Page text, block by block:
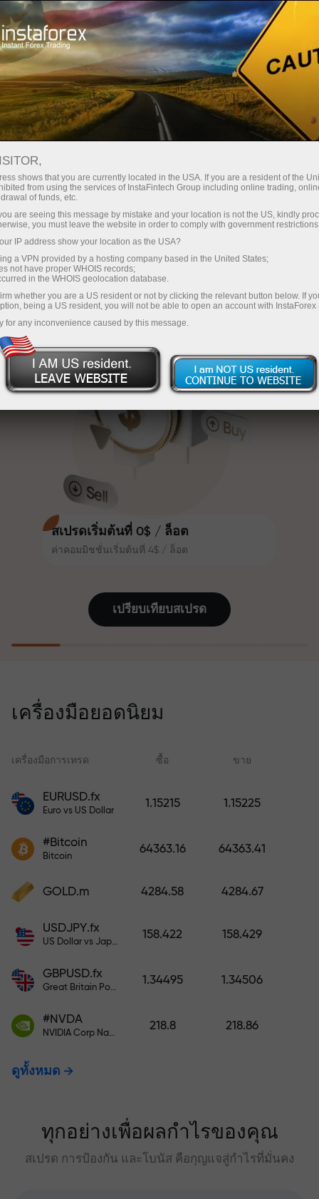
InstaForex
สเปรดเริ่มต้นที่ 0$ / ล็อต
ค่าคอมมิชชั่นเริ่มต้นที่ 4$ / ล็อต
กับ InstaForex คุณจะได้รับเงื่อนไขที่
สูงสุด 1:5000 สเปรดและค่า
คอมมิชชั่นที่ดีที่สุดในตลาด รวมถึง
เงื่อนไขที่เหมาะสมสำหรับการเทรด
หุ้นและดัชนี
InstaForex ทุกคนสามารถรับโบนัส
สูงสุด 30% จากยอดฝาก และใช้
ประโยชน์จากโปรโมชั่นและข้อเสนอ
พิเศษอื่น ๆ
ความเร็วในสนามแข่งและความเร็ว
ในการเทรดมีคุณค่าเดียวกัน Aleš
Loprais นำความมุ่งมั่นและวินัยเข้าสู่
โลกของการเทรด ในฐานะพันธมิตรที่
สร้างแรงบันดาลใจให้ลูกค้าบรรลุเป้า
หมายที่ทะเยอทะยาน
คนสามารถรับ iPhone, MacBook
หรือทริปในฝัน เพียงแค่ฝากเงิน
การขาดทุนและรับประกันกำไรเพิ่ม
ปกป้อง!
ผิด ยิ่งฝากมาก ตัวคูณยิ่งสูง
สเปรดต่ำมาก — กำไรสูง
โบนัส 30%
สำหรับทุกการฝาก
ความเร็ว
ในการเทรดและบนทางหลวง
แจ็กพอตของขวัญส่วนตัวของคุณ
ฝากเงินจำนวน $333 — เลือกของขวัญมูลค่าสูงสุด
$1,500
เทรดแบบไร้ความเสี่ยง — เรารับประกัน
กำไรของคุณ
โบนัสสูงสุด X1000 — ตัวคูณที่ใหญ่ที่สุด
เปรียบเทียบสเปรด
เครื่องมือยอดนิยม
เครื่องมือการเทรด ซื้อ ขาย
EURUSD.fx
Euro vs US Dollar
1.15215 1.15225
#Bitcoin
Bitcoin
64363.16 64363.41
GOLD.m 4284.58 4284.67
USDJPY.fx
US Dollar vs Japanese Yen
158.422 158.429
GBPUSD.fx
Great Britain Pound vs US Dollar
1.34495 1.34506
#NVDA
NVIDIA Corp Nasdaq Stock Exchange (Nasdaq) USD
218.8 218.86
ดูทั้งหมด
ทุกอย่างเพื่อผลกำไรของคุณ
สเปรด การป้องกัน และโบนัส คือกุญแจสู่กำไรที่มั่นคง
shows that you are currently located in the USA. If you are a resident of the
from using the services of InstaFintech Group including online trading,
of funds, etc.
are seeing this message by mistake and your location is not the US, kindly
you must leave the website in order to comply with government
IP address show your location as the USA?
a VPN provided by a hosting company based in the United States;
not have proper WHOIS records;
in the WHOIS geolocation database.
whether you are a US resident or not by clicking the relevant button below. If
being a US resident, you will not be able to open an account with InstaForex
for any inconvenience caused by this message.